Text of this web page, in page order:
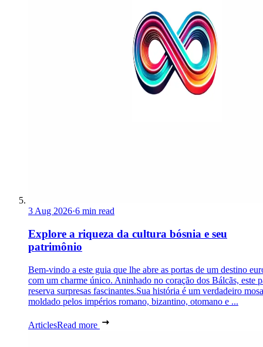
3 Aug 2026·6 min read
Explore a riqueza da cultura bósnia e seu
patrimônio
Bem-vindo a este guia que lhe abre as portas de um destino
com um charme único. Aninhado no coração dos Bálcãs, este
reserva surpresas fascinantes.Sua história é um verdadeiro
moldado pelos impérios romano, bizantino, otomano e ...
ArticlesRead more